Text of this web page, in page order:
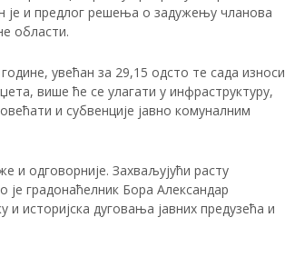
је и предлог решења о задужењу чланова
области.
увећан за 29,15 одсто те сада износи
више ће се улагати у инфраструктуру,
и субвенције јавно комуналним
и одговорније. Захваљујући расту
је градонаћелник Бора Александар
историјска дуговања јавних предузећа и